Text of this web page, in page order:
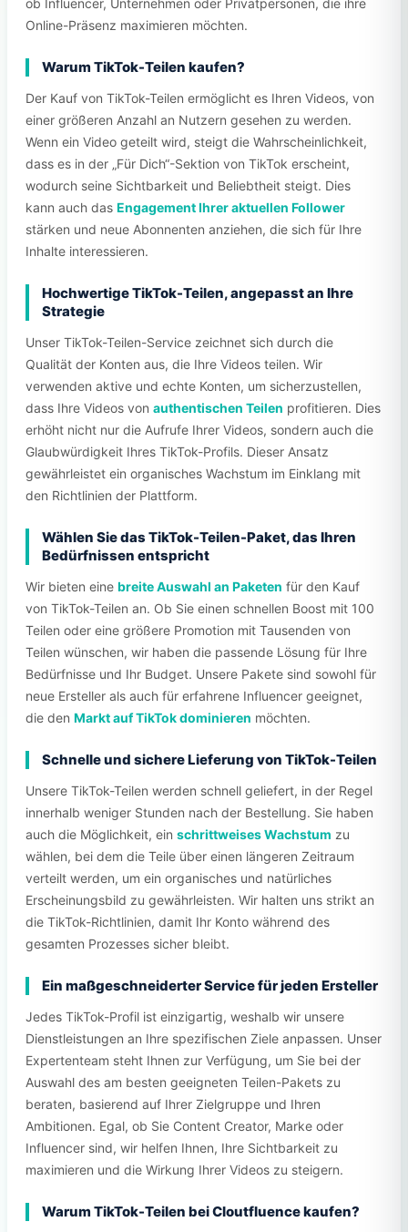
Online-Präsenz maximieren möchten.
Warum TikTok-Teilen kaufen?
Der Kauf von TikTok-Teilen ermöglicht es Ihren Videos, von
einer größeren Anzahl an Nutzern gesehen zu werden.
Wenn ein Video geteilt wird, steigt die Wahrscheinlichkeit,
dass es in der „Für Dich“-Sektion von TikTok erscheint,
wodurch seine Sichtbarkeit und Beliebtheit steigt. Dies
kann auch das Engagement Ihrer aktuellen Follower
stärken und neue Abonnenten anziehen, die sich für Ihre
Inhalte interessieren.
Hochwertige TikTok-Teilen, angepasst an Ihre
Strategie
Unser TikTok-Teilen-Service zeichnet sich durch die
Qualität der Konten aus, die Ihre Videos teilen. Wir
verwenden aktive und echte Konten, um sicherzustellen,
dass Ihre Videos von authentischen Teilen profitieren. Dies
erhöht nicht nur die Aufrufe Ihrer Videos, sondern auch die
Glaubwürdigkeit Ihres TikTok-Profils. Dieser Ansatz
gewährleistet ein organisches Wachstum im Einklang mit
den Richtlinien der Plattform.
Wählen Sie das TikTok-Teilen-Paket, das Ihren
Bedürfnissen entspricht
Wir bieten eine breite Auswahl an Paketen für den Kauf
von TikTok-Teilen an. Ob Sie einen schnellen Boost mit 100
Teilen oder eine größere Promotion mit Tausenden von
Teilen wünschen, wir haben die passende Lösung für Ihre
Bedürfnisse und Ihr Budget. Unsere Pakete sind sowohl für
neue Ersteller als auch für erfahrene Influencer geeignet,
die den Markt auf TikTok dominieren möchten.
Schnelle und sichere Lieferung von TikTok-Teilen
Unsere TikTok-Teilen werden schnell geliefert, in der Regel
innerhalb weniger Stunden nach der Bestellung. Sie haben
auch die Möglichkeit, ein schrittweises Wachstum zu
wählen, bei dem die Teile über einen längeren Zeitraum
verteilt werden, um ein organisches und natürliches
Erscheinungsbild zu gewährleisten. Wir halten uns strikt an
die TikTok-Richtlinien, damit Ihr Konto während des
gesamten Prozesses sicher bleibt.
Ein maßgeschneiderter Service für jeden Ersteller
Jedes TikTok-Profil ist einzigartig, weshalb wir unsere
Dienstleistungen an Ihre spezifischen Ziele anpassen. Unser
Expertenteam steht Ihnen zur Verfügung, um Sie bei der
Auswahl des am besten geeigneten Teilen-Pakets zu
beraten, basierend auf Ihrer Zielgruppe und Ihren
Ambitionen. Egal, ob Sie Content Creator, Marke oder
Influencer sind, wir helfen Ihnen, Ihre Sichtbarkeit zu
maximieren und die Wirkung Ihrer Videos zu steigern.
Warum TikTok-Teilen bei Cloutfluence kaufen?